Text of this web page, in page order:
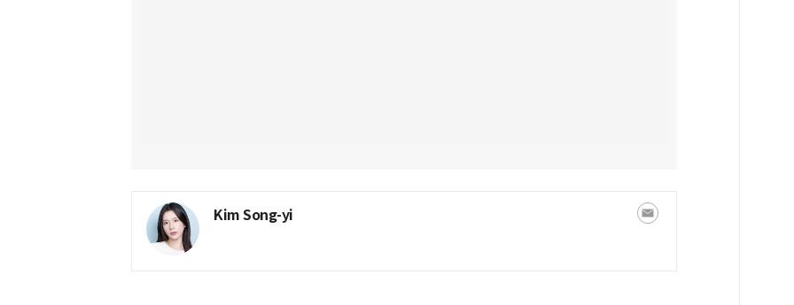
Kim Song-yi